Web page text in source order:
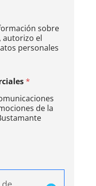
sobre
autorizo el
personales
*
de la